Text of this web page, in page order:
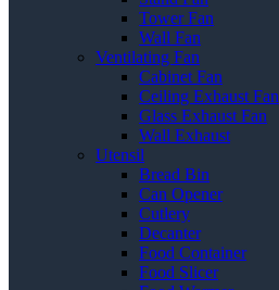
Tower Fan
Wall Fan
Ventilating Fan
Cabinet Fan
Ceiling Exhaust Fan
Glass Exhaust Fan
Wall Exhaust
Utensil
Bread Bin
Can Opener
Cutlery
Decanter
Food Container
Food Slicer